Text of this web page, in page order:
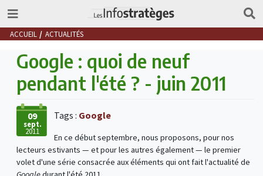
ACCUEIL ACTUALITÉS
Google : quoi de neuf
pendant l'été ? - juin 2011
09
sept.
2011
Tags : Google
En ce début septembre, nous proposons, pour nos
lecteurs estivants — et pour les autres également — le premier
volet d'une série consacrée aux éléments qui ont fait l'actualité de